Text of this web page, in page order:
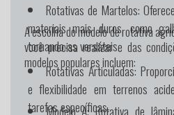
Rotativas de Martelos:
materiais mais duros, como
tornando-as versáteis.
Rotativas Articuladas:
e flexibilidade em terrenos
tarefas específicas.
A escolha do modelo de rotativa
você precisa realizar e das
modelos populares incluem:
Modelo A:Rotativa de